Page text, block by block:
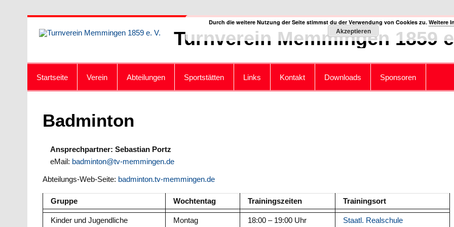
Turnverein Memmingen 1859
Startseite Verein Abteilungen Sportstätten Links Kontakt Downloads Sponsoren
Badminton
Ansprechpartner: Sebastian Portz
eMail: badminton@tv-memmingen.de
Abteilungs-Web-Seite: badminton.tv-memmingen.de
Gruppe Wochtentag Trainingszeiten Trainingsort
Kinder und Jugendliche Montag 18:00 – 19:00 Uhr
Staatl. Realschule
Durch die weitere Nutzung der Seite stimmst du der Verwendung von Cookies zu. Weitere
Akzeptieren